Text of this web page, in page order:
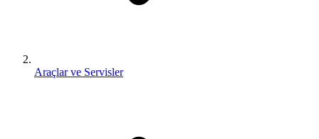
Araçlar ve Servisler